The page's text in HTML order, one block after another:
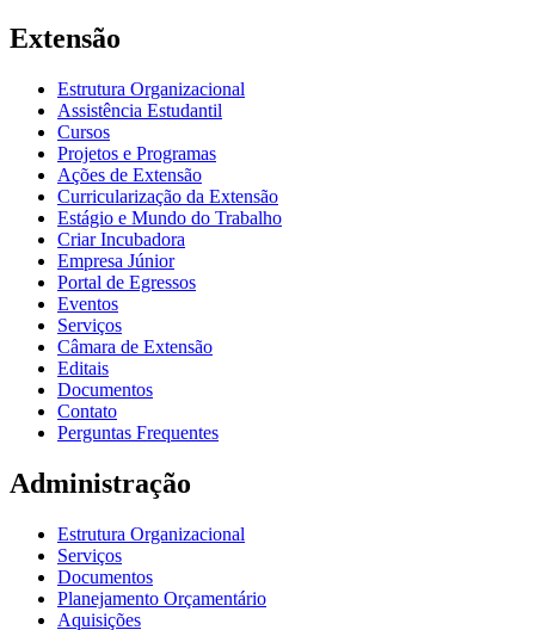
Extensão
Estrutura Organizacional
Assistência Estudantil
Cursos
Projetos e Programas
Ações de Extensão
Curricularização da Extensão
Estágio e Mundo do Trabalho
Criar Incubadora
Empresa Júnior
Portal de Egressos
Eventos
Serviços
Câmara de Extensão
Editais
Documentos
Contato
Perguntas Frequentes
Administração
Estrutura Organizacional
Serviços
Documentos
Planejamento Orçamentário
Aquisições